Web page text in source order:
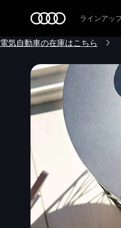
ラインアッ
電気自動車の在庫はこちら